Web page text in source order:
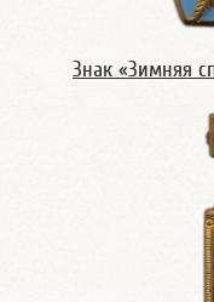
Знак «Зимняя